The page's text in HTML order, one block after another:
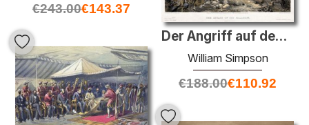
€243.00€143.37
Der Angriff auf dem Malakoff
William Simpson
€188.00€110.92